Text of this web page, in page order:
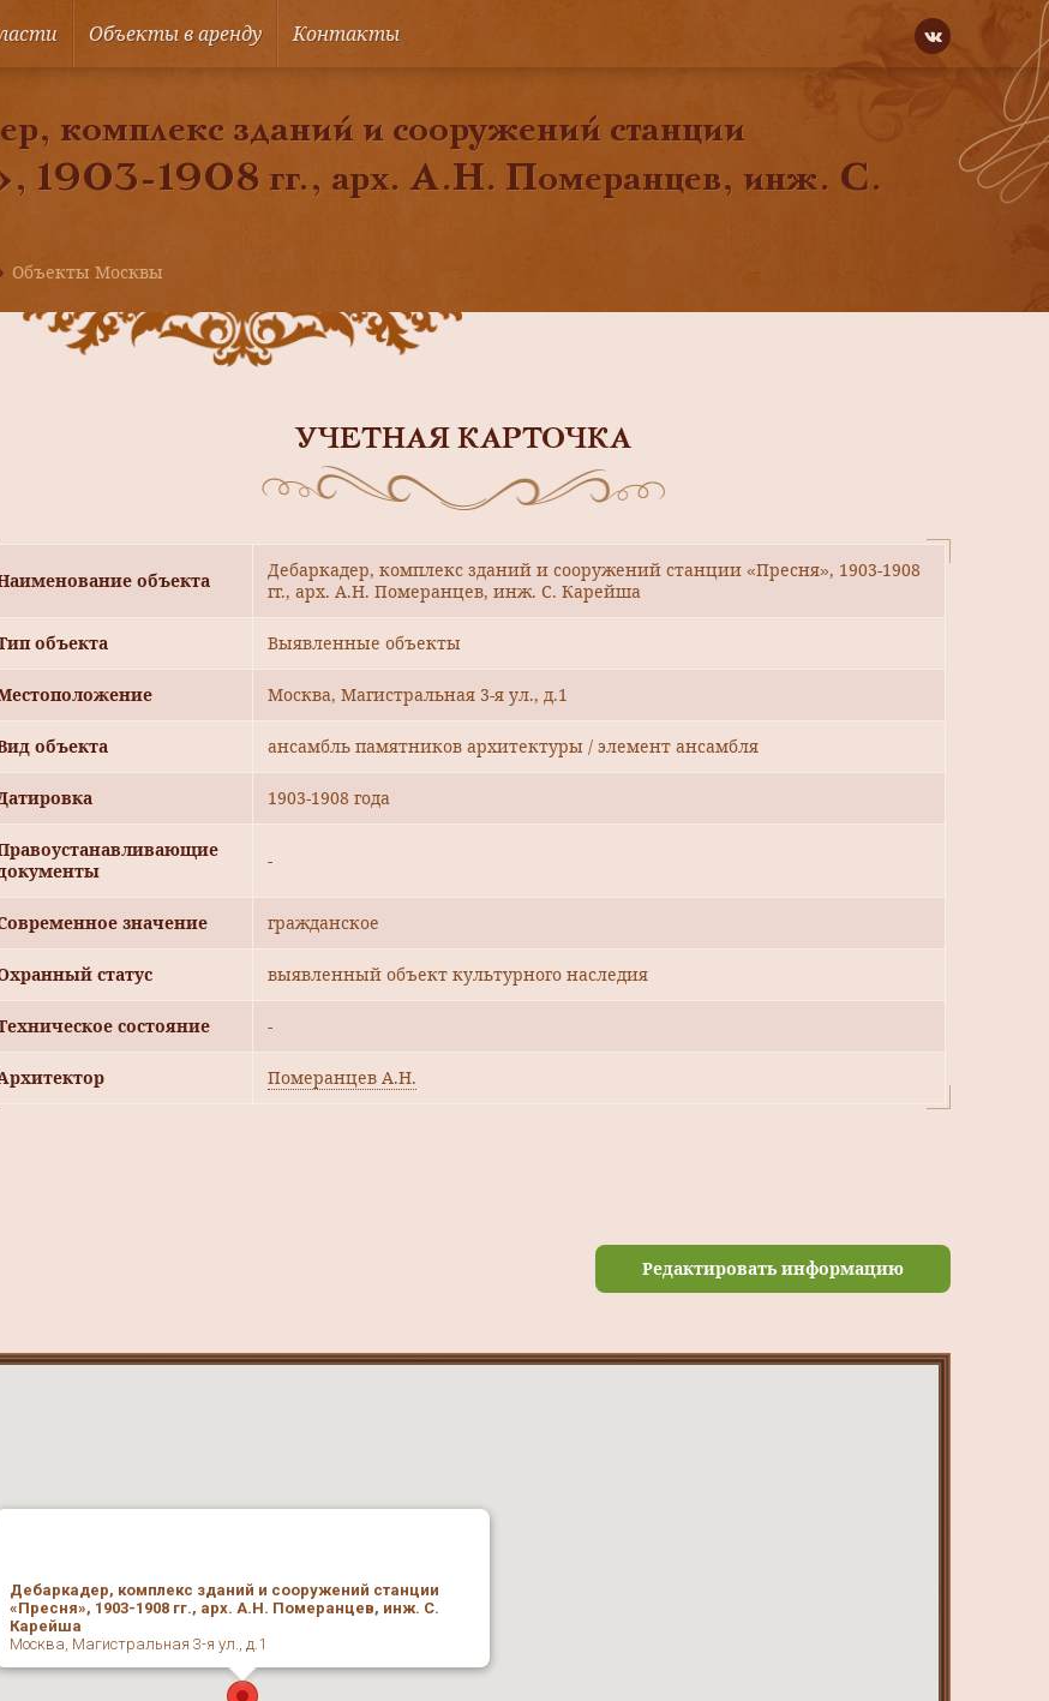
Объекты в аренду Контакты
комплекс зданий и сооружений станции
1903-1908 гг., арх. А.Н. Померанцев, инж. С.
Объекты Москвы
УЧЕТНАЯ КАРТОЧКА
объекта
Дебаркадер, комплекс зданий и сооружений станции «Пресня», 1903-1908
гг., арх. А.Н. Померанцев, инж. С. Карейша
объекта Выявленные объекты
Москва, Магистральная 3-я ул., д.1
объекта ансамбль памятников архитектуры / элемент ансамбля
1903-1908 года
-
значение гражданское
статус выявленный объект культурного наследия
состояние -
Померанцев А.Н.
Редактировать информацию
Дебаркадер, комплекс зданий и сооружений станции
«Пресня», 1903-1908 гг., арх. А.Н. Померанцев, инж. С.
Карейша
Москва, Магистральная 3-я ул., д.1